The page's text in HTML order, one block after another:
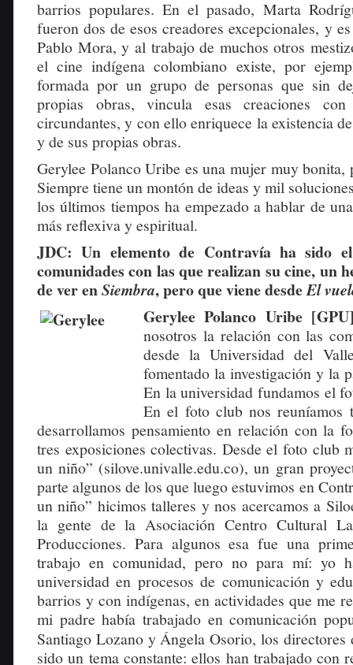
barrios populares. En el pasado, Marta
fueron dos de esos creadores excepcionales, y
Pablo Mora, y al trabajo de muchos otros
el cine indígena colombiano existe, por
formada por un grupo de personas que sin
propias obras, vincula esas creaciones con
circundantes, y con ello enriquece la existencia
y de sus propias obras.
Gerylee Polanco Uribe es una mujer muy bonita,
Siempre tiene un montón de ideas y mil
los últimos tiempos ha empezado a hablar de
más reflexiva y espiritual.
JDC: Un elemento de Contravía ha sido
comunidades con las que realizan su cine, un
de ver enSiembra, pero que viene desdeEl
Gerylee Polanco Uribe
nosotros la relación con las
desde la Universidad del
fomentado la investigación y la
En la universidad fundamos el
En el foto club nos reuníamos
desarrollamos pensamiento en relación con la
tres exposiciones colectivas. Desde el foto club
un niño” (silove.univalle.edu.co), un gran
parte algunos de los que luego estuvimos en
un niño” hicimos talleres y nos acercamos a
la gente de la Asociación Centro Cultural
Producciones. Para algunos esa fue una
trabajo en comunidad, pero no para mí: yo
universidad en procesos de comunicación y
barrios y con indígenas, en actividades que me
mi padre había trabajado en comunicación
Santiago Lozano y Ángela Osorio, los
sido un tema constante: ellos han trabajado con